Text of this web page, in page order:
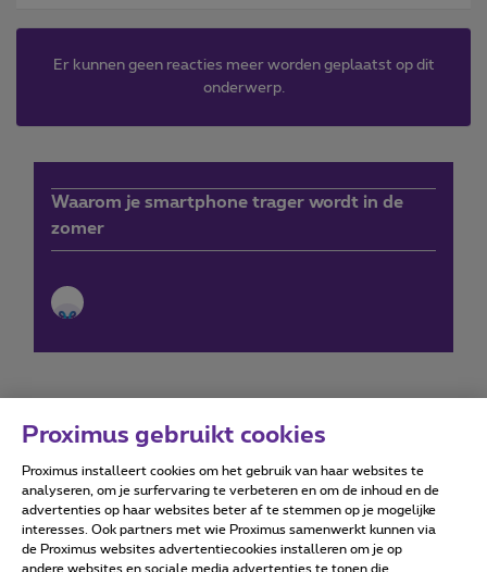
Er kunnen geen reacties meer worden geplaatst op dit
onderwerp.
Waarom je smartphone trager wordt in de
zomer
Forumvoorwaarden Accessibility statement
Proximus gebruikt cookies
Proximus installeert cookies om het gebruik van haar websites te
analyseren, om je surfervaring te verbeteren en om de inhoud en de
advertenties op haar websites beter af te stemmen op je mogelijke
interesses. Ook partners met wie Proximus samenwerkt kunnen via
de Proximus websites advertentiecookies installeren om je op
andere websites en sociale media advertenties te tonen die